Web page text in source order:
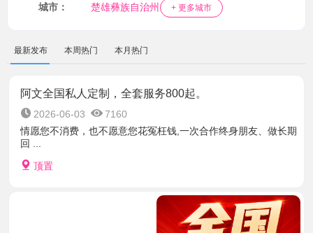
城市： 楚雄彝族自治州 + 更多城市
最新发布 本周热门 本月热门
阿文全国私人定制，全套服务800起。
2026-06-03
7160
情愿您不消费，也不愿意您花冤枉钱,一次合作终身朋友、做长期
回 ...
顶置